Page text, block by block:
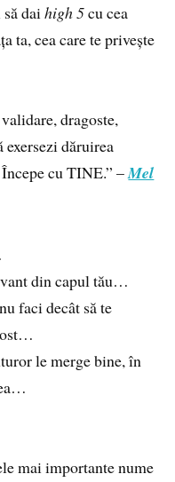
să daihigh 5cu cea
ta, cea care te privește
dragoste,
dăruirea
cu TINE.” –Mel
din capul tău…
faci decât să te
le merge bine, în
mai importante nume